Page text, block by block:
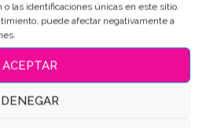
las identificaciones únicas en este sitio.
puede afectar negativamente a
ACEPTAR
DENEGARGalletas Decoradas